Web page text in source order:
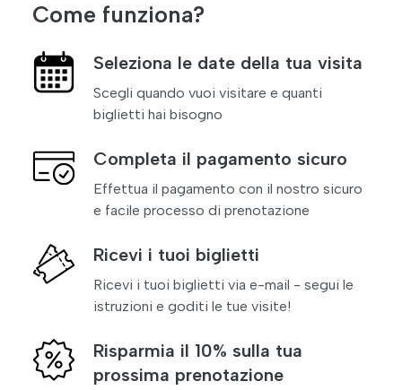
Come funziona?
Seleziona le date della tua visita
Scegli quando vuoi visitare e quanti
biglietti hai bisogno
Completa il pagamento sicuro
Effettua il pagamento con il nostro sicuro
e facile processo di prenotazione
Ricevi i tuoi biglietti
Ricevi i tuoi biglietti via e-mail - segui le
istruzioni e goditi le tue visite!
Risparmia il 10% sulla tua
prossima prenotazione